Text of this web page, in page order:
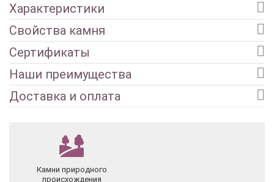
Характеристики
Свойства камня
Сертификаты
Наши преимущества
Доставка и оплата
Камни природного
происхождения